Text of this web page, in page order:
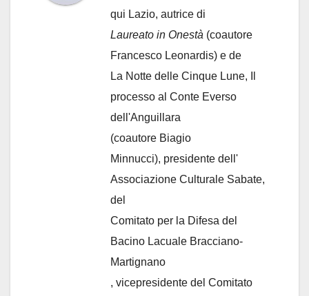
qui Lazio, autrice di
Laureato in Onestà (coautore
Francesco Leonardis) e de
La Notte delle Cinque Lune, Il
processo al Conte Everso
dell'Anguillara
(coautore Biagio
Minnucci), presidente dell'
Associazione Culturale Sabate,
del
Comitato per la Difesa del
Bacino Lacuale Bracciano-
Martignano
, vicepresidente del Comitato